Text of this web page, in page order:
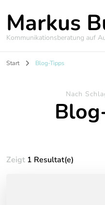
Markus
Kommunikationsberatung auf
Start Blog-Tipps
Nach
Zeigt 1 Resultat(e)